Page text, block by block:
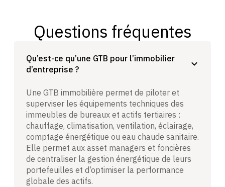
Questions fréquentes
Qu’est-ce qu’une GTB pour l’immobilier
d’entreprise ?
Une GTB immobilière permet de piloter et
superviser les équipements techniques des
immeubles de bureaux et actifs tertiaires :
chauffage, climatisation, ventilation, éclairage,
comptage énergétique ou eau chaude sanitaire.
Elle permet aux asset managers et foncières
de centraliser la gestion énergétique de leurs
portefeuilles et d’optimiser la performance
globale des actifs.